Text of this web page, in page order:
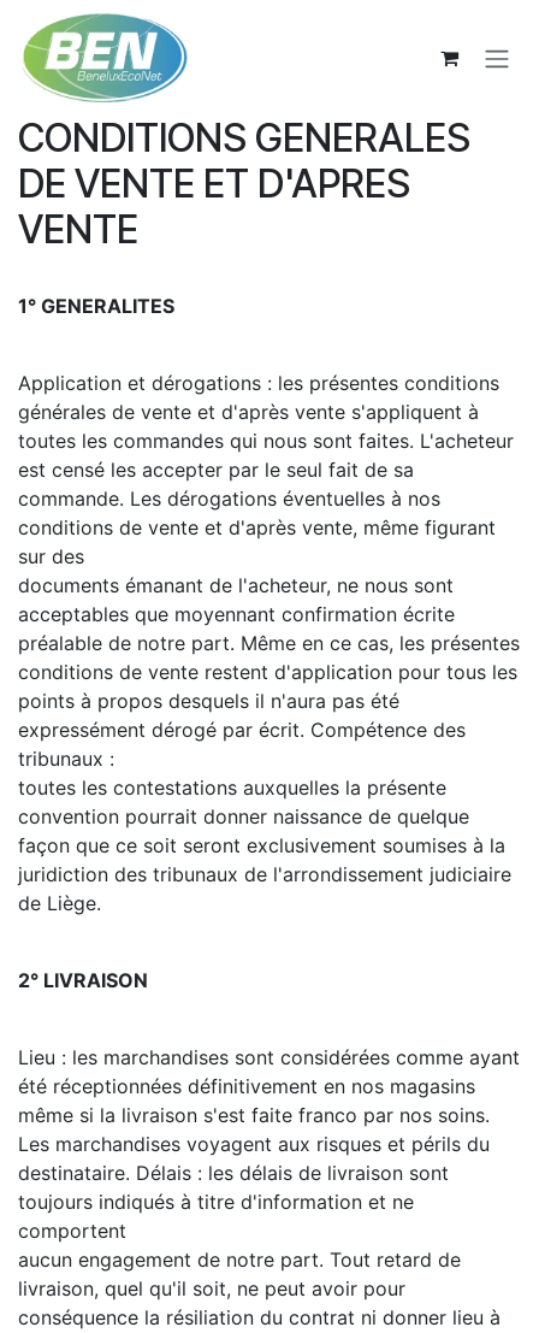
Se rendre au contenu
CONDITIONS GENERALES
DE VENTE ET D'APRES
VENTE
1° GENERALITES
Application et dérogations : les présentes conditions
générales de vente et d'après vente s'appliquent à
toutes les commandes qui nous sont faites. L'acheteur
est censé les accepter par le seul fait de sa
commande. Les dérogations éventuelles à nos
conditions de vente et d'après vente, même figurant
sur des
documents émanant de l'acheteur, ne nous sont
acceptables que moyennant confirmation écrite
préalable de notre part. Même en ce cas, les présentes
conditions de vente restent d'application pour tous les
points à propos desquels il n'aura pas été
expressément dérogé par écrit. Compétence des
tribunaux :
toutes les contestations auxquelles la présente
convention pourrait donner naissance de quelque
façon que ce soit seront exclusivement soumises à la
juridiction des tribunaux de l'arrondissement judiciaire
de Liège.
2° LIVRAISON
Lieu : les marchandises sont considérées comme ayant
été réceptionnées définitivement en nos magasins
même si la livraison s'est faite franco par nos soins.
Les marchandises voyagent aux risques et périls du
destinataire. Délais : les délais de livraison sont
toujours indiqués à titre d'information et ne
comportent
aucun engagement de notre part. Tout retard de
livraison, quel qu'il soit, ne peut avoir pour
conséquence la résiliation du contrat ni donner lieu à